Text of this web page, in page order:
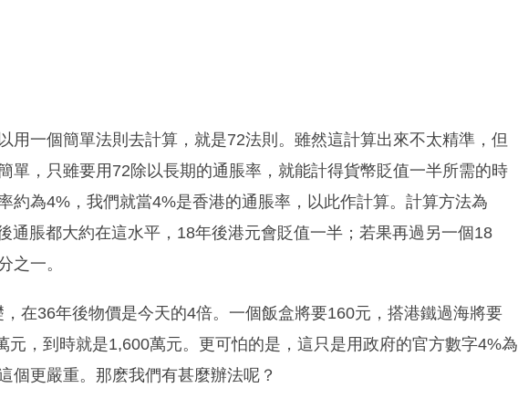
用一個簡單法則去計算，就是72法則。雖然這計算出來不太精準，但
單，只雖要用72除以長期的通脹率，就能計得貨幣貶值一半所需的時
約為4%，我們就當4%是香港的通脹率，以此作計算。計算方法為
通脹都大約在這水平，18年後港元會貶值一半；若果再過另一個18
之一。
在36年後物價是今天的4倍。一個飯盒將要160元，搭港鐵過海將要
元，到時就是1,600萬元。更可怕的是，這只是用政府的官方數字4%為
個更嚴重。那麽我們有甚麼辦法呢？